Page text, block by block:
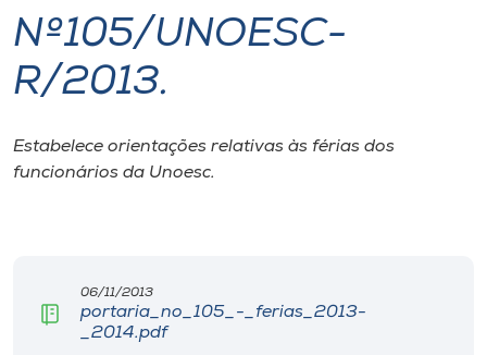
I.nova
Cultura
Biblioteca
Nº105/UNOESC-
R/2013.
Estabelece orientações relativas às férias dos
funcionários da Unoesc.
06/11/2013
portaria_no_105_-_ferias_2013-
_2014.pdf